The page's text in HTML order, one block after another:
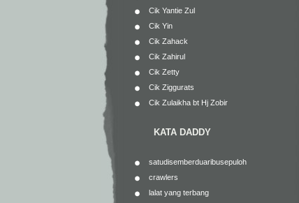
Cik Yantie Zul
Cik Yin
Cik Zahack
Cik Zahirul
Cik Zetty
Cik Ziggurats
Cik Zulaikha bt Hj Zobir
KATA DADDY
satudisemberduaribusepuloh
crawlers
lalat yang terbang